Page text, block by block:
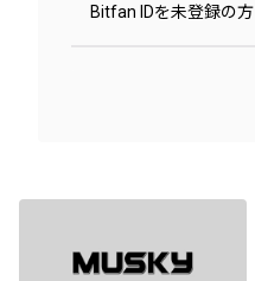
Bitfan IDを未登録の方